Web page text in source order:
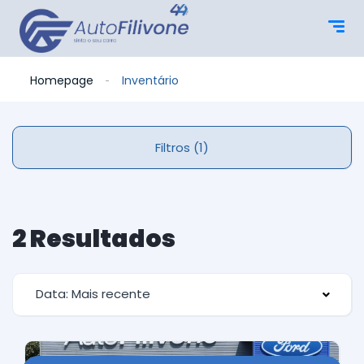
Homepage Inventário
Filtros (1)
2 Resultados
Data: Mais recente